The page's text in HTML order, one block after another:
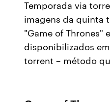
Temporada via
imagens da quinta
"Game of Thrones"
disponibilizados
torrent – método